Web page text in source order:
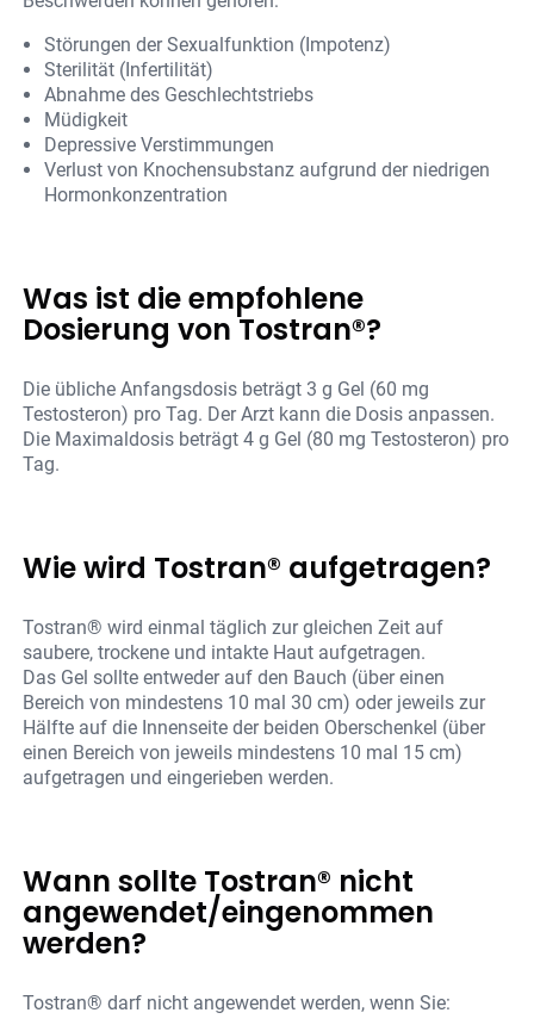
Störungen der Sexualfunktion (Impotenz)
Sterilität (Infertilität)
Abnahme des Geschlechtstriebs
Müdigkeit
Depressive Verstimmungen
Verlust von Knochensubstanz aufgrund der niedrigen
Hormonkonzentration
Was ist die empfohlene
Dosierung von Tostran®?
Die übliche Anfangsdosis beträgt 3 g Gel (60 mg
Testosteron) pro Tag. Der Arzt kann die Dosis anpassen.
Die Maximaldosis beträgt 4 g Gel (80 mg Testosteron) pro
Tag.
Wie wird Tostran® aufgetragen?
Tostran® wird einmal täglich zur gleichen Zeit auf
saubere, trockene und intakte Haut aufgetragen.
Das Gel sollte entweder auf den Bauch (über einen
Bereich von mindestens 10 mal 30 cm) oder jeweils zur
Hälfte auf die Innenseite der beiden Oberschenkel (über
einen Bereich von jeweils mindestens 10 mal 15 cm)
aufgetragen und eingerieben werden.
Wann sollte Tostran® nicht
angewendet/eingenommen
werden?
Tostran® darf nicht angewendet werden, wenn Sie: